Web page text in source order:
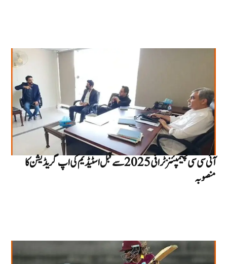
آئی سی سی چیمپئنز ٹرافی 2025 سے قبل اسٹیڈیم کی اپ گریڈیشن کا
منصوبہ